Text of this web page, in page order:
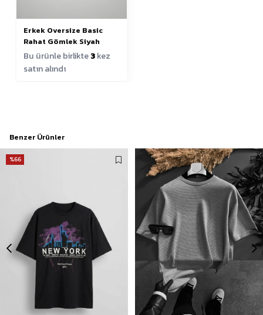
Erkek Oversize Basic
Rahat Gömlek Siyah
Bu ürünle birlikte3kez
satın alındı
Benzer Ürünler
%66